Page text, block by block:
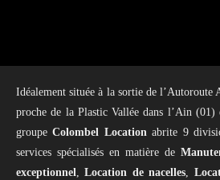
Idéalement située à la sortie de l’Autoroute
proche de la Plastic Vallée dans l’Ain
groupeColombel Locationabrite 9
services spécialisés en matière de
exceptionnel,Location de nacelles,